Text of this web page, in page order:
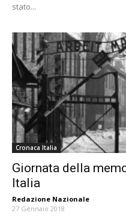
stato...
Cronaca Italia
Giornata della
Italia
Redazione Nazionale -
27 Gennaio 2018